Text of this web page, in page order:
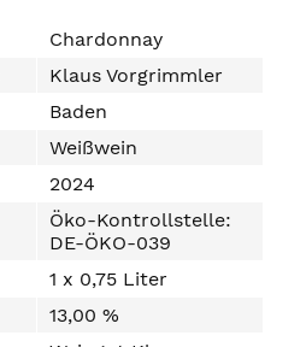
Chardonnay
Klaus Vorgrimmler
Baden
Weißwein
2024
Öko-Kontrollstelle:
DE-ÖKO-039
1 x 0,75 Liter
13,00 %